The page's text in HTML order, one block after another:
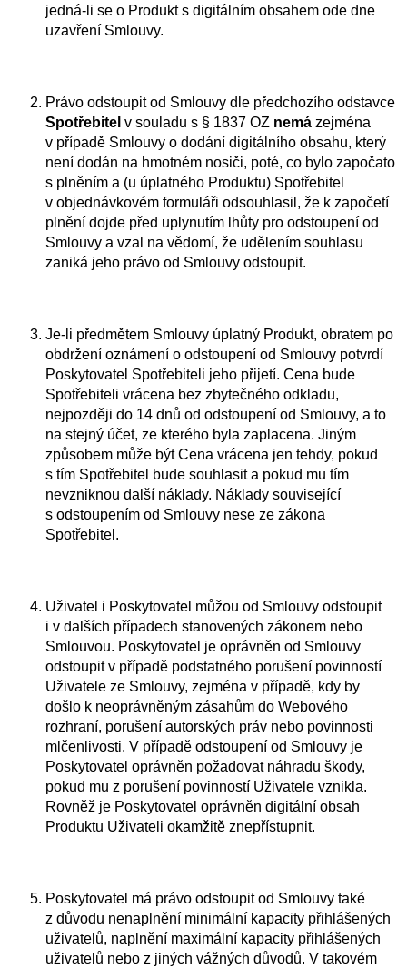
jedná-li se o Produkt s digitálním obsahem ode dne
uzavření Smlouvy.
Právo odstoupit od Smlouvy dle předchozího odstavce
Spotřebitel v souladu s § 1837 OZ nemá zejména
v případě Smlouvy o dodání digitálního obsahu, který
není dodán na hmotném nosiči, poté, co bylo započato
s plněním a (u úplatného Produktu) Spotřebitel
v objednávkovém formuláři odsouhlasil, že k započetí
plnění dojde před uplynutím lhůty pro odstoupení od
Smlouvy a vzal na vědomí, že udělením souhlasu
zaniká jeho právo od Smlouvy odstoupit.
Je-li předmětem Smlouvy úplatný Produkt, obratem po
obdržení oznámení o odstoupení od Smlouvy potvrdí
Poskytovatel Spotřebiteli jeho přijetí. Cena bude
Spotřebiteli vrácena bez zbytečného odkladu,
nejpozději do 14 dnů od odstoupení od Smlouvy, a to
na stejný účet, ze kterého byla zaplacena. Jiným
způsobem může být Cena vrácena jen tehdy, pokud
s tím Spotřebitel bude souhlasit a pokud mu tím
nevzniknou další náklady. Náklady související
s odstoupením od Smlouvy nese ze zákona
Spotřebitel.
Uživatel i Poskytovatel můžou od Smlouvy odstoupit
i v dalších případech stanovených zákonem nebo
Smlouvou. Poskytovatel je oprávněn od Smlouvy
odstoupit v případě podstatného porušení povinností
Uživatele ze Smlouvy, zejména v případě, kdy by
došlo k neoprávněným zásahům do Webového
rozhraní, porušení autorských práv nebo povinnosti
mlčenlivosti. V případě odstoupení od Smlouvy je
Poskytovatel oprávněn požadovat náhradu škody,
pokud mu z porušení povinností Uživatele vznikla.
Rovněž je Poskytovatel oprávněn digitální obsah
Produktu Uživateli okamžitě znepřístupnit.
Poskytovatel má právo odstoupit od Smlouvy také
z důvodu nenaplnění minimální kapacity přihlášených
uživatelů, naplnění maximální kapacity přihlášených
uživatelů nebo z jiných vážných důvodů. V takovém